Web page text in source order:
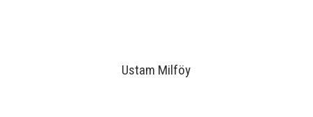
Ustam Milföy